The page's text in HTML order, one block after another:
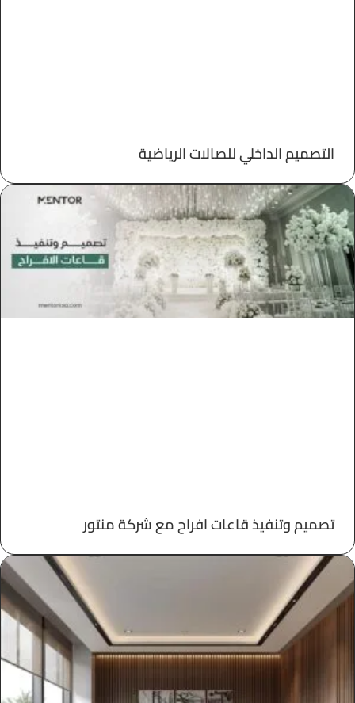
التصميم الداخلي للصالات الرياضية
تصميم وتنفيذ قاعات افراح مع شركة منتور